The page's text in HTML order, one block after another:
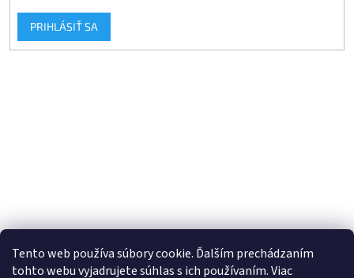
Tento web používa súbory cookie. Ďalším prechádzaním
tohto webu vyjadrujete súhlas s ich používaním. Viac
PRIHLÁSIŤ SA